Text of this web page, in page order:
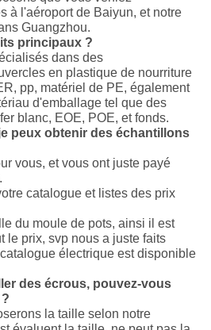
à l'aéroport de Baiyun, et notre
Guangzhou.
principaux ?
dans des
en plastique de nourriture
pp, matériel de PE, également
d'emballage tel que des
blanc, EOE, POE, et fonds.
peux obtenir des échantillons
vous, et vous ont juste payé
catalogue et listes des prix
du moule de pots, ainsi il est
le prix, svp nous a juste faits
électrique est disponible
des écrous, pouvez-vous
la taille selon notre